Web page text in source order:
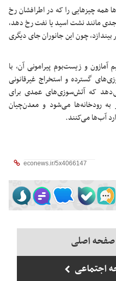
همه چیزهایی را که در اطرافشان رخ
مانند نشت اسید یا نفت رخ دهد،
چون این جانوران جای دیگری
آمازون و زیست‌بوم پیرامونی آن، با
گسترده و استخراج غیرقانونی
که آتش‌سوزی‌های عمدی برای
رودخانه‌ها می‌شود و معدن‌چیان
آب‌ها می‌کنند.
اصلی
اجتماعی